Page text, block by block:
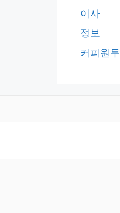
이사
정보
커피원두